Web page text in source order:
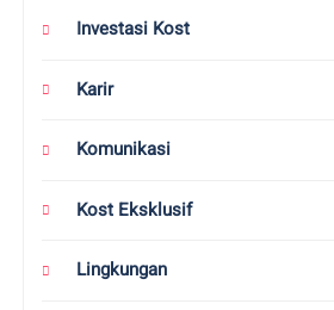
Investasi Kost
Karir
Komunikasi
Kost Eksklusif
Lingkungan